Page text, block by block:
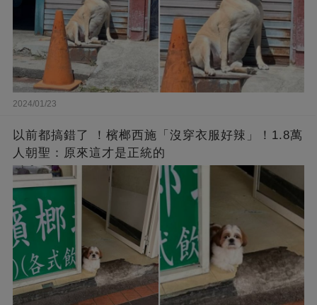
2024/01/23
以前都搞錯了 ！檳榔西施「沒穿衣服好辣」！1.8萬
人朝聖：原來這才是正統的